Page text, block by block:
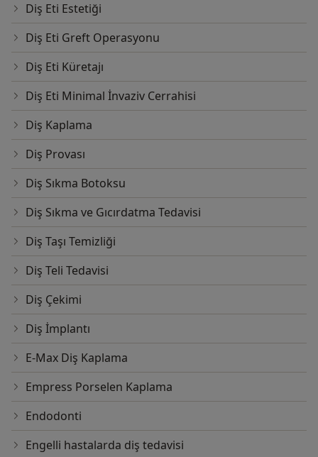
Diş Eti Estetiği
Diş Eti Greft Operasyonu
Diş Eti Küretajı
Diş Eti Minimal İnvaziv Cerrahisi
Diş Kaplama
Diş Provası
Diş Sıkma Botoksu
Diş Sıkma ve Gıcırdatma Tedavisi
Diş Taşı Temizliği
Diş Teli Tedavisi
Diş Çekimi
Diş İmplantı
E-Max Diş Kaplama
Empress Porselen Kaplama
Endodonti
Engelli hastalarda diş tedavisi